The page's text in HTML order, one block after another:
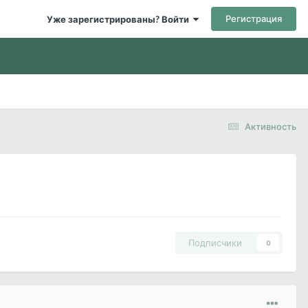
Уже зарегистрированы? Войти Регистрация
Активность
Подписчики 0